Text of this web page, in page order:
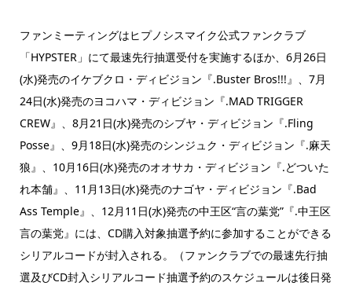
ファンミーティングはヒプノシスマイク公式ファンクラブ
「HYPSTER」にて最速先行抽選受付を実施するほか、6月26日
(水)発売のイケブクロ・ディビジョン『.Buster Bros!!!』、7月
24日(水)発売のヨコハマ・ディビジョン『.MAD TRIGGER
CREW』、8月21日(水)発売のシブヤ・ディビジョン『.Fling
Posse』、9月18日(水)発売のシンジュク・ディビジョン『.麻天
狼』、10月16日(水)発売のオオサカ・ディビジョン『.どついた
れ本舗』、11月13日(水)発売のナゴヤ・ディビジョン『.Bad
Ass Temple』、12月11日(水)発売の中王区“言の葉党”『.中王区
言の葉党』には、CD購入対象抽選予約に参加することができる
シリアルコードが封入される。（ファンクラブでの最速先行抽
選及びCD封入シリアルコード抽選予約のスケジュールは後日発